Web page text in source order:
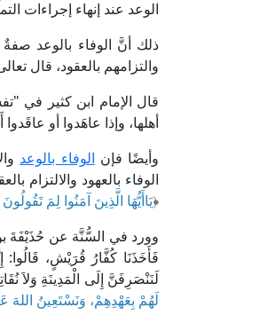
الوعد عند إنهاء إجراءات
ذلك أنَّ الوفاء بالوعد
والتزامهم بالعقود، قال
أهلها، وإذا عاهَدوا أو
وأيضًا فإن الوفاء بالوعد
الوفاء بالعهود والالتزام
﴿يَاأَيُّهَا الَّذِينَ آمَنُوا لِمَ تَقُولُونَ مَا لَا تَفْعَلُونَ ۝ كَبُرَ مَقْتًا عِنْدَ
وورد في السُّنَّة عن حُذَيْفَةَ
فَأَخَذَنَا كُفَّارُ قُرَيْشٍ، قَالُوا:
لَنَنْصَرِفَنَّ إِلَى الْمَدِينَةِ وَلاَ
لَهُمْ بِعَهْدِهِمْ، وَنَسْتَعِينُ اللهَ